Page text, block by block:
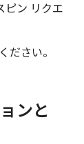
ピン リクエ
ださい。
ンと